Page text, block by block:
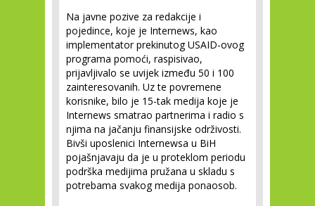
Na javne pozive za redakcije i
pojedince, koje je Internews, kao
implementator prekinutog USAID-ovog
programa pomoći, raspisivao,
prijavljivalo se uvijek između 50 i 100
zainteresovanih. Uz te povremene
korisnike, bilo je 15-tak medija koje je
Internews smatrao partnerima i radio s
njima na jačanju finansijske održivosti.
Bivši uposlenici Internewsa u BiH
pojašnjavaju da je u proteklom periodu
podrška medijima pružana u skladu s
potrebama svakog medija ponaosob.